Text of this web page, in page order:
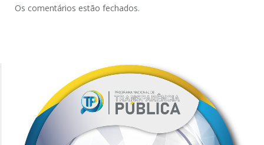
Os comentários estão fechados.